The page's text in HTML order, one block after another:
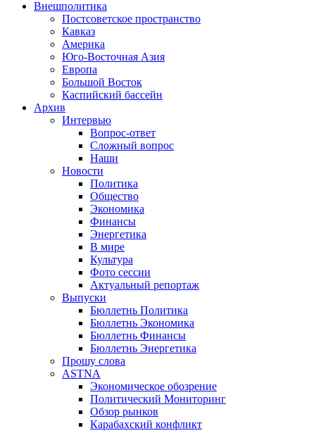
Внешполитика
Постсоветское пространство
Кавказ
Америка
Юго-Восточная Азия
Европа
Большой Восток
Каспийский бассейн
Архив
Интервью
Вопрос-ответ
Сложный вопрос
Наши
Новости
Политика
Общество
Экономика
Финансы
Энергетика
В мире
Культура
Фото сессии
Актуальный репортаж
Выпуски
Бюллетнь Политика
Бюллетнь Экономика
Бюллетнь Финансы
Бюллетнь Энергетика
Прошу слова
ASTNA
Экономическое обозрение
Политический Мониторинг
Обзор рынков
Карабахский конфликт